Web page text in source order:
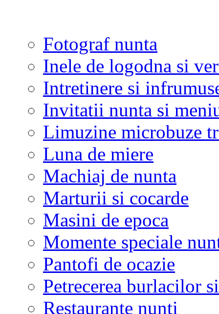
Fotograf nunta
Inele de logodna si
Intretinere si
Invitatii nunta si
Limuzine microbuze
Luna de miere
Machiaj de nunta
Marturii si cocarde
Masini de epoca
Momente speciale
Pantofi de ocazie
Petrecerea burlacilor
Restaurante nunti